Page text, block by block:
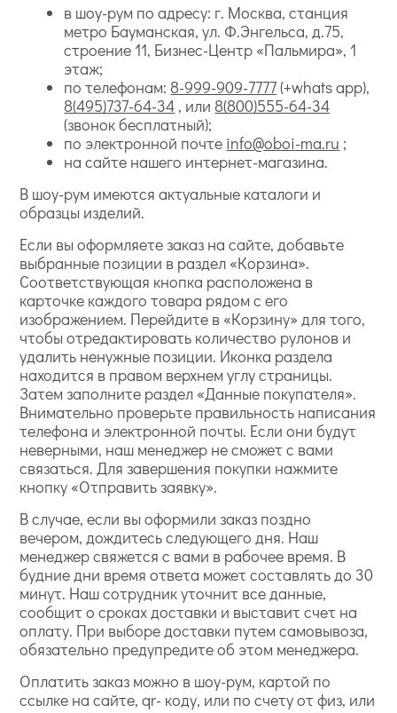
в шоу-рум по адресу: г. Москва, станция
метро Бауманская, ул. Ф.Энгельса, д.75,
строение 11, Бизнес-Центр «Пальмира», 1
этаж;
по телефонам: 8-999-909-7777(+whats app),
8(495)737-64-34 , или 8(800)555-64-34
(звонок бесплатный);
по электронной почте info@oboi-ma.ru ;
на сайте нашего интернет-магазина.
В шоу-рум имеются актуальные каталоги и
образцы изделий.
Если вы оформляете заказ на сайте, добавьте
выбранные позиции в раздел «Корзина».
Соответствующая кнопка расположена в
карточке каждого товара рядом с его
изображением. Перейдите в «Корзину» для того,
чтобы отредактировать количество рулонов и
удалить ненужные позиции. Иконка раздела
находится в правом верхнем углу страницы.
Затем заполните раздел «Данные покупателя».
Внимательно проверьте правильность написания
телефона и электронной почты. Если они будут
неверными, наш менеджер не сможет с вами
связаться. Для завершения покупки нажмите
кнопку «Отправить заявку».
В случае, если вы оформили заказ поздно
вечером, дождитесь следующего дня. Наш
менеджер свяжется с вами в рабочее время. В
будние дни время ответа может составлять до 30
минут. Наш сотрудник уточнит все данные,
сообщит о сроках доставки и выставит счет на
оплату. При выборе доставки путем самовывоза,
обязательно предупредите об этом менеджера.
Оплатить заказ можно в шоу-рум, картой по
ссылке на сайте, qr- коду, или по счету от физ, или